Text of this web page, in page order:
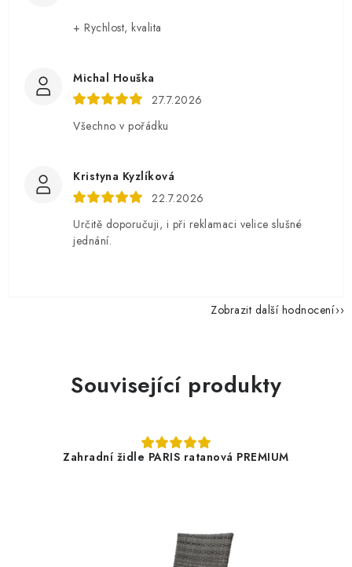
+ Rychlost, kvalita
Michal Houška
27.7.2026
Všechno v pořádku
Kristyna Kyzlíková
22.7.2026
Určitě doporučuji, i při reklamaci velice slušné
jednání.
Zobrazit další hodnocení
Související produkty
Zahradní židle PARIS ratanová PREMIUM